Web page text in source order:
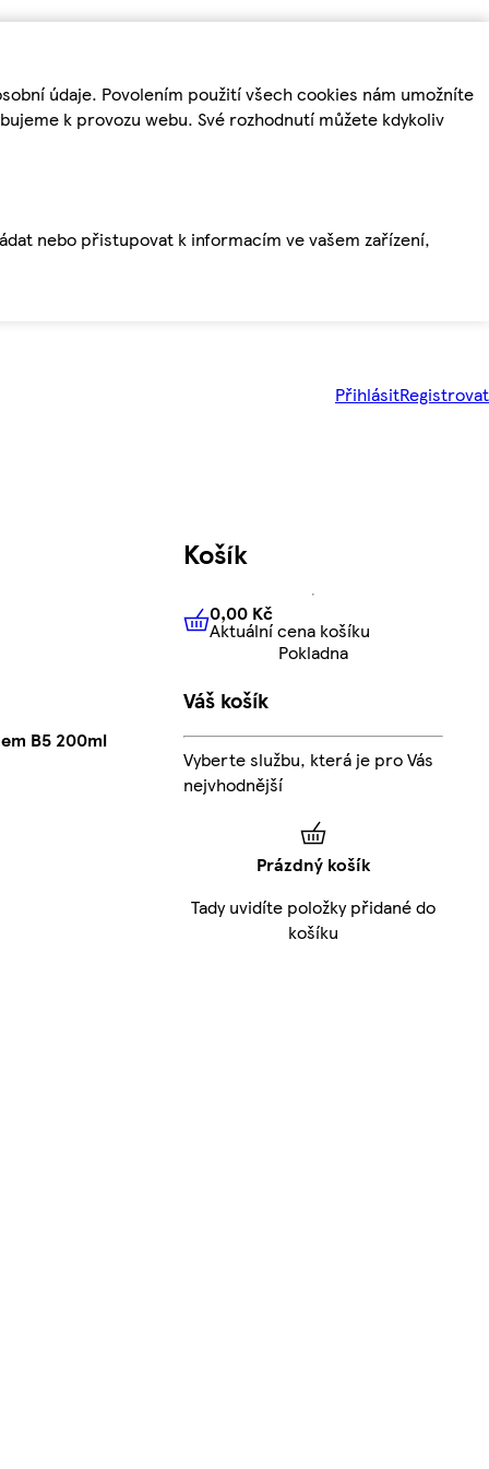
údaje. Povolením použití všech cookies nám umožníte
k provozu webu. Své rozhodnutí můžete kdykoliv
nebo přistupovat k informacím ve vašem zařízení,
PřihlásitRegistrovat
B5 200ml
Košík
0,00 KčAktuální cena košíku
0,00 Kč
Aktuální cena košíku
Pokladna
Váš košík
Vyberte službu, která je pro Vás
nejvhodnější
Prázdný košík
Tady uvidíte položky přidané do
košíku